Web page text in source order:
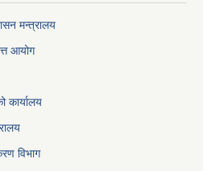
मन्त्रालय
आयोग
कार्यालय
विभाग​